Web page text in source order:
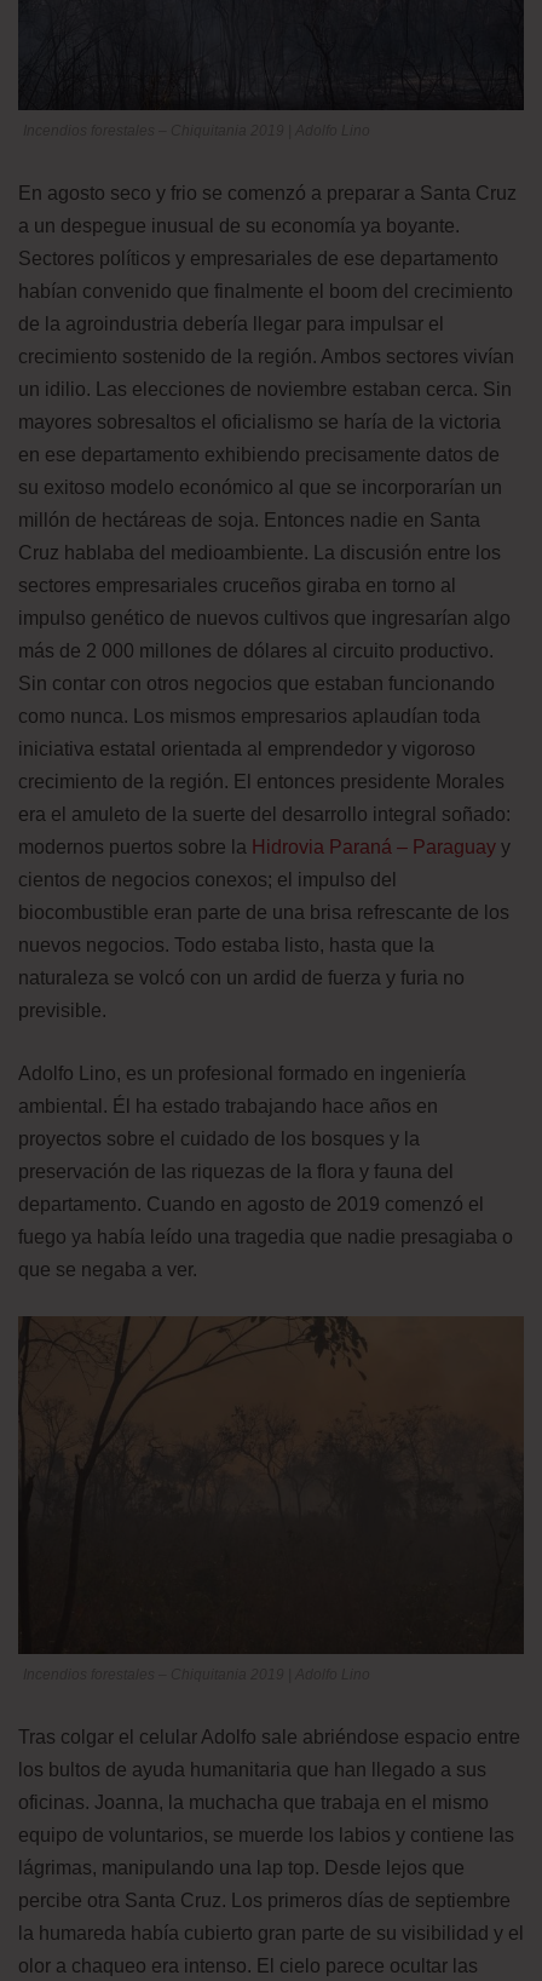
En agosto seco y frio se comenzó a preparar a Santa Cruz
a un despegue inusual de su economía ya boyante.
Sectores políticos y empresariales de ese departamento
habían convenido que finalmente el boom del crecimiento
de la agroindustria debería llegar para impulsar el
crecimiento sostenido de la región. Ambos sectores vivían
un idilio. Las elecciones de noviembre estaban cerca. Sin
mayores sobresaltos el oficialismo se haría de la victoria
en ese departamento exhibiendo precisamente datos de
su exitoso modelo económico al que se incorporarían un
millón de hectáreas de soja. Entonces nadie en Santa
Cruz hablaba del medioambiente. La discusión entre los
sectores empresariales cruceños giraba en torno al
impulso genético de nuevos cultivos que ingresarían algo
más de 2 000 millones de dólares al circuito productivo.
Sin contar con otros negocios que estaban funcionando
como nunca. Los mismos empresarios aplaudían toda
iniciativa estatal orientada al emprendedor y vigoroso
crecimiento de la región. El entonces presidente Morales
era el amuleto de la suerte del desarrollo integral soñado:
modernos puertos sobre la Hidrovia Paraná – Paraguay y
cientos de negocios conexos; el impulso del
biocombustible eran parte de una brisa refrescante de los
nuevos negocios. Todo estaba listo, hasta que la
naturaleza se volcó con un ardid de fuerza y furia no
previsible.
Adolfo Lino, es un profesional formado en ingeniería
ambiental. Él ha estado trabajando hace años en
proyectos sobre el cuidado de los bosques y la
preservación de las riquezas de la flora y fauna del
departamento. Cuando en agosto de 2019 comenzó el
fuego ya había leído una tragedia que nadie presagiaba o
que se negaba a ver.
Tras colgar el celular Adolfo sale abriéndose espacio entre
los bultos de ayuda humanitaria que han llegado a sus
oficinas. Joanna, la muchacha que trabaja en el mismo
equipo de voluntarios, se muerde los labios y contiene las
lágrimas, manipulando una lap top. Desde lejos que
percibe otra Santa Cruz. Los primeros días de septiembre
la humareda había cubierto gran parte de su visibilidad y el
olor a chaqueo era intenso. El cielo parece ocultar las